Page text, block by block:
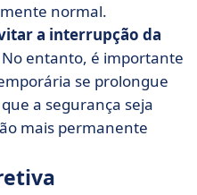
normal.
a interrupção da
No entanto, é importante
se prolongue
a segurança seja
mais permanente